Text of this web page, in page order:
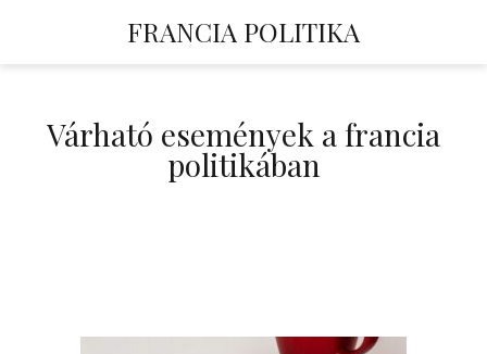
FRANCIA POLITIKA
Várható események a francia
politikában